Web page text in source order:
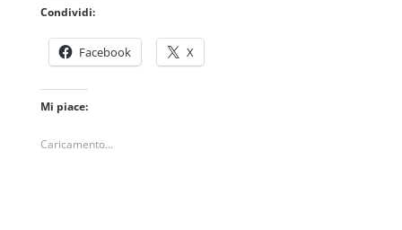
Condividi:
Facebook X
Mi piace:
Caricamento...